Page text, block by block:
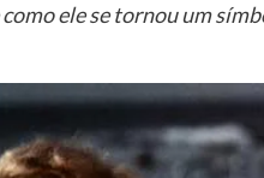
ele se tornou um